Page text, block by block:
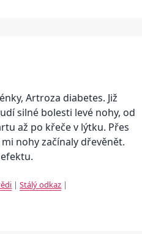
Artroza diabetes. Již
silné bolesti levé nohy, od
až po křeče v lýtku. Přes
nohy začínaly dřevěnět.
|Stálý odkaz |